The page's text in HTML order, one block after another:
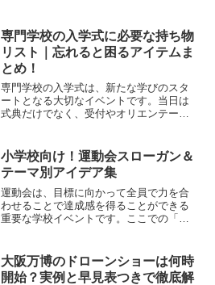
るかもしれません。この記事では、無言
で恵方巻きを食べる背景と、...
専門学校の入学式に必要な持ち物
リスト｜忘れると困るアイテムま
とめ！
専門学校の入学式は、新たな学びのスタ
ートとなる大切なイベントです。当日は
式典だけでなく、受付やオリエンテーシ
臨みたいところです。しかし、何を持っ
ていけばよいのか迷うこと...
小学校向け！運動会スローガン＆
テーマ別アイデア集
運動会は、目標に向かって全員で力を合
わせることで達成感を得ることができる
重要な学校イベントです。ここでの「ス
一致団結するための重要な要素です。ス
ローガンには以下のような...
大阪万博のドローンショーは何時
開始？実例と早見表つきで徹底解